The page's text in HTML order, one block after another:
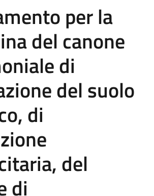
per la
del canone
di
del suolo
di
del
di